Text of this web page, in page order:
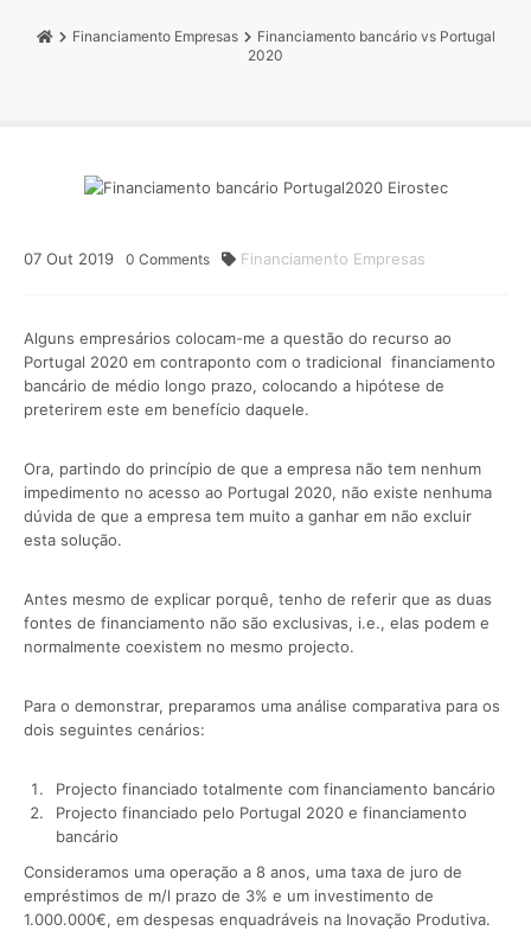
Financiamento Empresas
Financiamento bancário vs Portugal
2020
07 Out 2019 0 Comments Financiamento Empresas
Alguns empresários colocam-me a questão do recurso ao
Portugal 2020 em contraponto com o tradicional financiamento
bancário de médio longo prazo, colocando a hipótese de
preterirem este em benefício daquele.
Ora, partindo do princípio de que a empresa não tem nenhum
impedimento no acesso ao Portugal 2020, não existe nenhuma
dúvida de que a empresa tem muito a ganhar em não excluir
esta solução.
Antes mesmo de explicar porquê, tenho de referir que as duas
fontes de financiamento não são exclusivas, i.e., elas podem e
normalmente coexistem no mesmo projecto.
Para o demonstrar, preparamos uma análise comparativa para os
dois seguintes cenários:
Projecto financiado totalmente com financiamento bancário
Projecto financiado pelo Portugal 2020 e financiamento
bancário
Consideramos uma operação a 8 anos, uma taxa de juro de
empréstimos de m/l prazo de 3% e um investimento de
1.000.000€, em despesas enquadráveis na Inovação Produtiva.